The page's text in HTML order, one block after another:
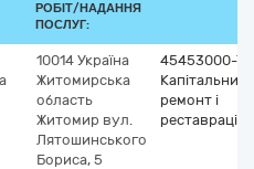
РОБІТ/НАДАННЯ
ПОСЛУГ:
10014 Україна
Житомирська
область
Житомир вул.
Лятошинського
Бориса, 5
45453000-7
Капітальний
ремонт і
реставрація